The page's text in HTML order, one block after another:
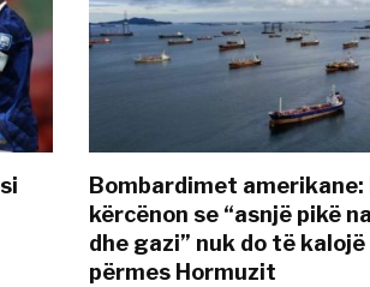
Bombardimet amerikane:
kërcënon se “asnjë pikë
dhe gazi” nuk do të kalojë
përmes Hormuzit